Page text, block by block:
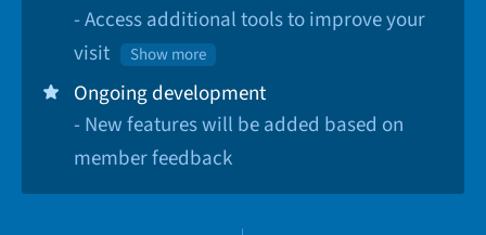
- Access additional tools to improve your
visit
Show more
Ongoing development
- New features will be added based on
member feedback